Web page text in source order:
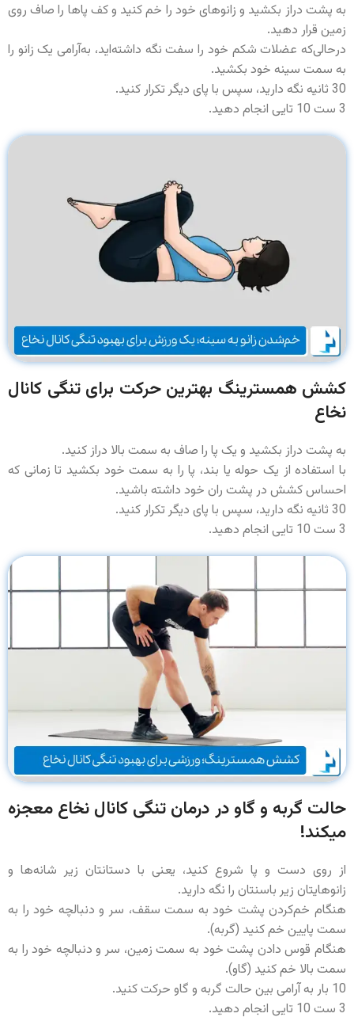
به پشت دراز بکشید و زانوهای خود را خم کنید و کف پاها را صاف روی
زمین قرار دهید.
درحالی‌که عضلات شکم خود را سفت نگه داشته‌اید، به‌آرامی یک زانو را
به سمت سینه خود بکشید.
30 ثانیه نگه دارید، سپس با پای دیگر تکرار کنید.
3 ست 10 تایی انجام دهید.
کشش همسترینگ بهترین حرکت برای تنگی کانال
نخاع
به پشت دراز بکشید و یک پا را صاف به سمت بالا دراز کنید.
با استفاده از یک حوله یا بند، پا را به سمت خود بکشید تا زمانی که
احساس کشش در پشت ران خود داشته باشید.
30 ثانیه نگه دارید، سپس با پای دیگر تکرار کنید.
3 ست 10 تایی انجام دهید.
حالت گربه و گاو در درمان تنگی کانال نخاع معجزه
میکند!
از روی دست و پا شروع کنید، یعنی با دستانتان زیر شانه‌ها و
زانوهایتان زیر باسنتان را نگه دارید.
هنگام خم‌کردن پشت خود به سمت سقف، سر و دنبالچه خود را به
سمت پایین خم کنید (گربه).
هنگام قوس دادن پشت خود به سمت زمین، سر و دنبالچه خود را به
سمت بالا خم کنید (گاو).
10 بار به آرامی بین حالت گربه و گاو حرکت کنید.
3 ست 10 تایی انجام دهید.